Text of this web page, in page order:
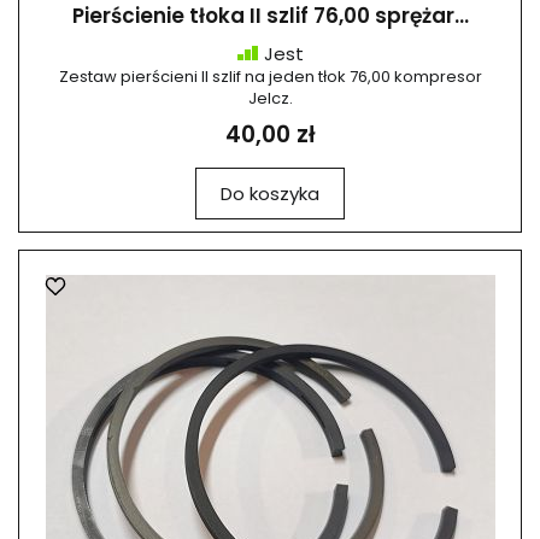
Pierścienie tłoka II szlif 76,00 sprężar...
Jest
Zestaw pierścieni II szlif na jeden tłok 76,00 kompresor
Jelcz.
40,00 zł
Do koszyka